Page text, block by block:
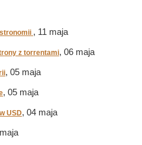
, 11 maja
z torrentami, 06 maja
, 05 maja
, 05 maja
USD, 04 maja